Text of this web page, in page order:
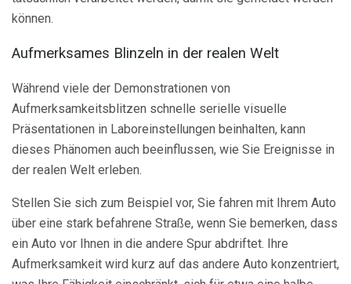
können.
Aufmerksames Blinzeln in der realen Welt
Während viele der Demonstrationen von
Aufmerksamkeitsblitzen schnelle serielle visuelle
Präsentationen in Laboreinstellungen beinhalten, kann
dieses Phänomen auch beeinflussen, wie Sie Ereignisse in
der realen Welt erleben.
Stellen Sie sich zum Beispiel vor, Sie fahren mit Ihrem Auto
über eine stark befahrene Straße, wenn Sie bemerken, dass
ein Auto vor Ihnen in die andere Spur abdriftet. Ihre
Aufmerksamkeit wird kurz auf das andere Auto konzentriert,